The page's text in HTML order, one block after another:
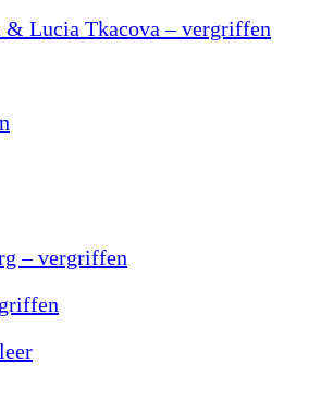
& Lucia Tkacova – vergriffen
– vergriffen